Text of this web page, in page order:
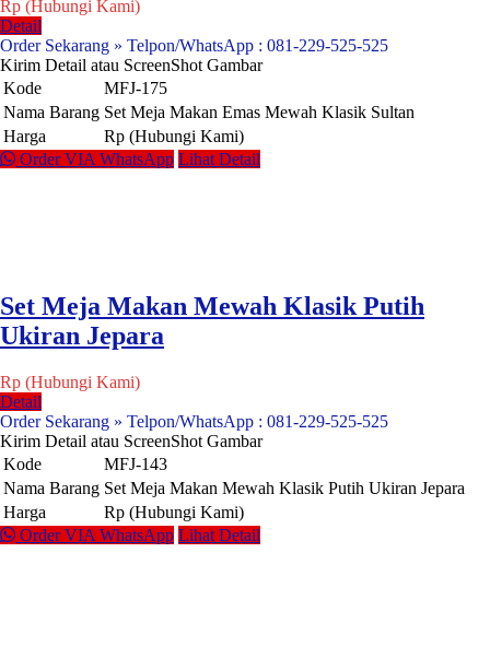
Rp (Hubungi Kami)
Detail
Order Sekarang » Telpon/WhatsApp : 081-229-525-525
Kirim Detail atau ScreenShot Gambar
Kode
MFJ-175
Nama Barang Set Meja Makan Emas Mewah Klasik Sultan
Harga
Rp (Hubungi Kami)
Order VIA WhatsApp Lihat Detail
Set Meja Makan Mewah Klasik Putih
Ukiran Jepara
Rp (Hubungi Kami)
Detail
Order Sekarang » Telpon/WhatsApp : 081-229-525-525
Kirim Detail atau ScreenShot Gambar
Kode
MFJ-143
Nama Barang Set Meja Makan Mewah Klasik Putih Ukiran Jepara
Harga
Rp (Hubungi Kami)
Order VIA WhatsApp Lihat Detail